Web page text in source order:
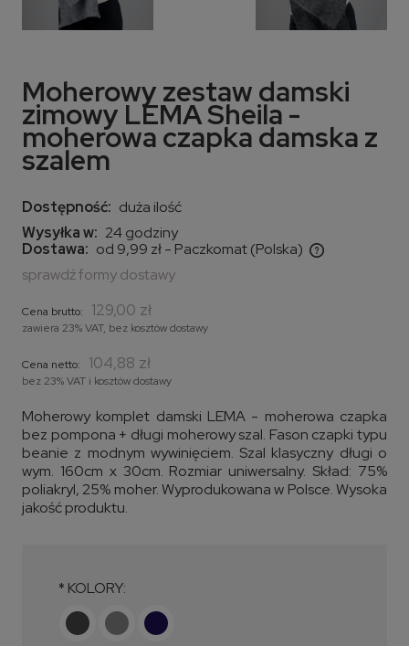
Moherowy zestaw damski
zimowy LEMA Sheila -
moherowa czapka damska z
szalem
Dostępność: duża ilość
Wysyłka w: 24 godziny
Dostawa: od 9,99 zł- Paczkomat(Polska)
Cena nie zawiera ewentualnych kosztów płatności
sprawdź formy dostawy
Cena brutto: 129,00 zł
zawiera 23% VAT, bez kosztów dostawy
Cena netto: 104,88 zł
bez 23% VAT i kosztów dostawy
Moherowy komplet damski LEMA - moherowa czapka
bez pompona + długi moherowy szal. Fason czapki typu
beanie z modnym wywinięciem. Szal klasyczny długi o
wym. 160cm x 30cm. Rozmiar uniwersalny. Skład: 75%
poliakryl, 25% moher. Wyprodukowana w Polsce. Wysoka
jakość produktu.
* KOLORY: